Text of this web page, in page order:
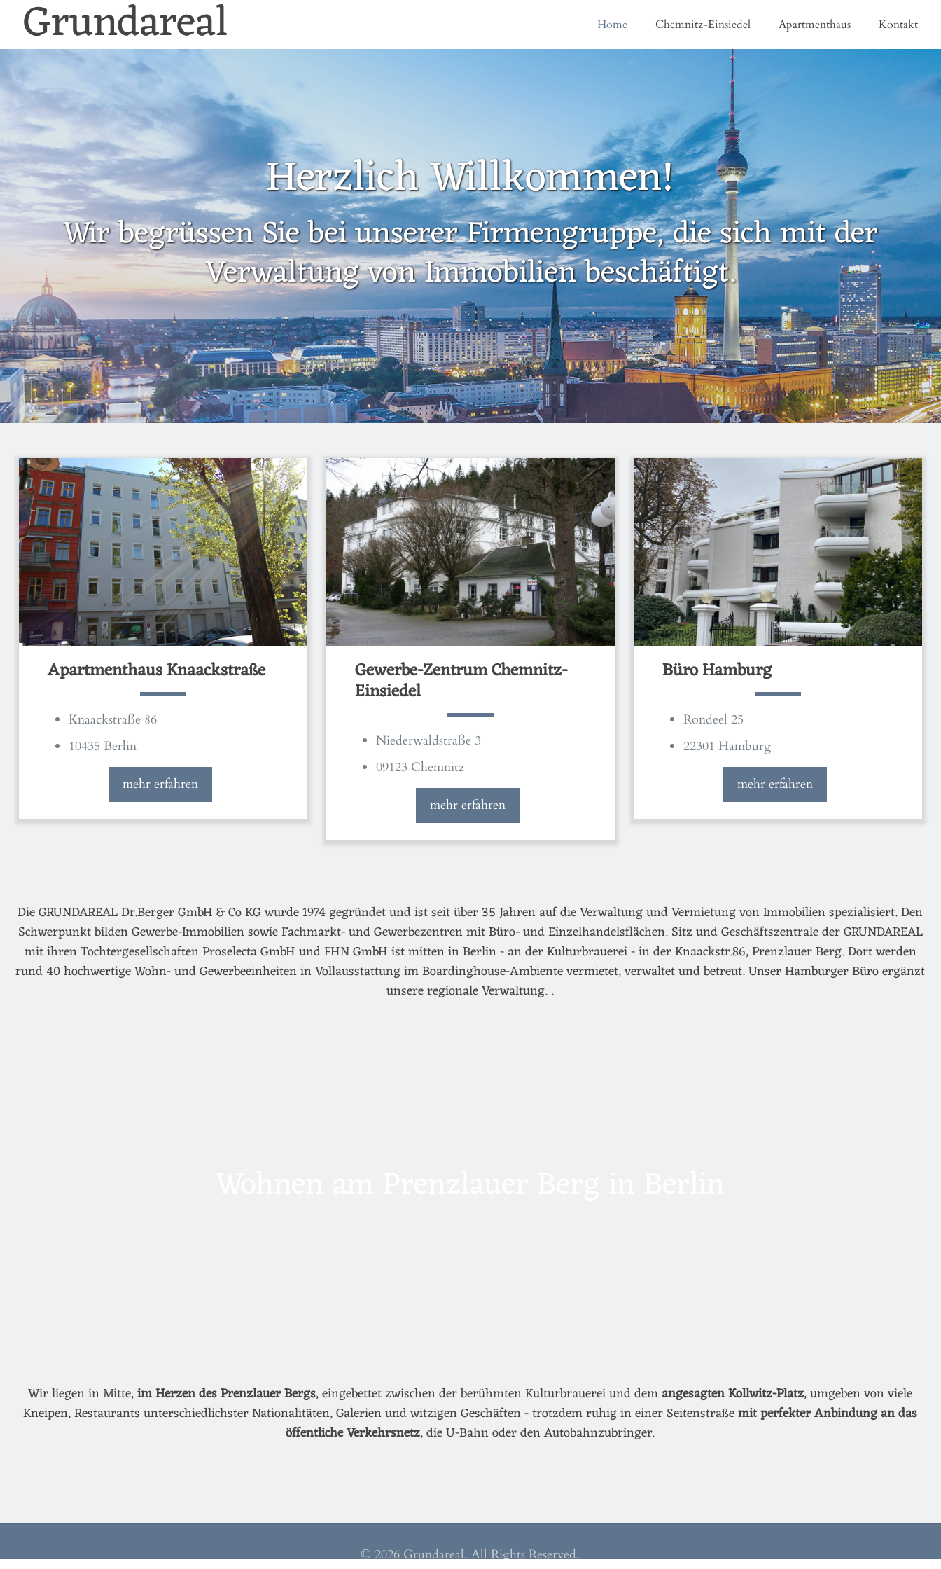
Grundareal Home Chemnitz-Einsiedel Apartmenthaus Kontakt
Herzlich Willkommen!
Wir begrüssen Sie bei unserer Firmengruppe, die sich mit der
Verwaltung von Immobilien beschäftigt.
Apartmenthaus Knaackstraße
Knaackstraße 86
10435 Berlin
mehr erfahren
Gewerbe-Zentrum Chemnitz-
Einsiedel
Niederwaldstraße 3
09123 Chemnitz
mehr erfahren
Büro Hamburg
Rondeel 25
22301 Hamburg
mehr erfahren
Die GRUNDAREAL Dr.Berger GmbH & Co KG wurde 1974 gegründet und ist seit über 35 Jahren auf die Verwaltung und Vermietung von Immobilien spezialisiert. Den
Schwerpunkt bilden Gewerbe-Immobilien sowie Fachmarkt- und Gewerbezentren mit Büro- und Einzelhandelsflächen. Sitz und Geschäftszentrale der GRUNDAREAL
mit ihren Tochtergesellschaften Proselecta GmbH und FHN GmbH ist mitten in Berlin - an der Kulturbrauerei - in der Knaackstr.86, Prenzlauer Berg. Dort werden
rund 40 hochwertige Wohn- und Gewerbeeinheiten in Vollausstattung im Boardinghouse-Ambiente vermietet, verwaltet und betreut. Unser Hamburger Büro ergänzt
unsere regionale Verwaltung. .
Wir liegen in Mitte,im Herzen des Prenzlauer Bergs, eingebettet zwischen der berühmten Kulturbrauerei und demangesagten Kollwitz-Platz, umgeben von viele
Kneipen, Restaurants unterschiedlichster Nationalitäten, Galerien und witzigen Geschäften - trotzdem ruhig in einer Seitenstraßemit perfekter Anbindung an das
öffentliche Verkehrsnetz, die U-Bahn oder den Autobahnzubringer.
© 2026 Grundareal. All Rights Reserved.